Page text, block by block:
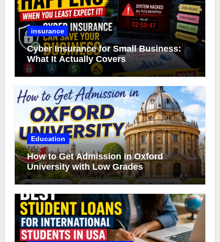
insurance
Cyber Insurance for Small Business:
What It Actually Covers
Education
How to Get Admission in Oxford
University with Low Grades